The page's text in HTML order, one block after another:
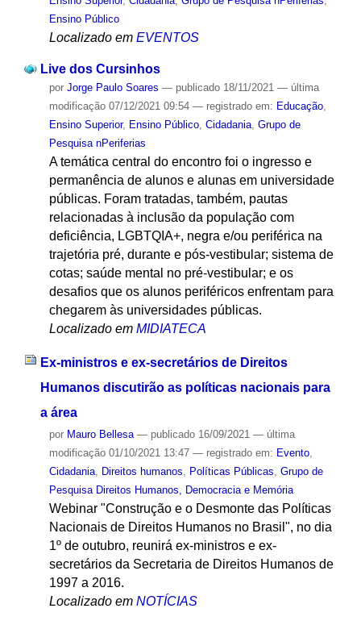
Ensino Público
Localizado em EVENTOS
Live dos Cursinhos
por Jorge Paulo Soares — publicado18/11/2021 — última
modificação07/12/2021 09:54 — registrado em: Educação,
Ensino Superior, Ensino Público, Cidadania, Grupo de
Pesquisa nPeriferias
A temática central do encontro foi o ingresso e
permanência de alunos e alunas em universidade
públicas. Foram tratadas, também, pautas
relacionadas à inclusão da população com
deficiência, LGBTQIA+, negra e/ou periférica na
trajetória pré, durante e pós-vestibular; sistema de
cotas; saúde mental no pré-vestibular; e os
desafios que os alunos periféricos enfrentam para
chegarem às universidades públicas.
Localizado em MIDIATECA
Ex-ministros e ex-secretários de Direitos
Humanos discutirão as políticas nacionais para
a área
por Mauro Bellesa — publicado16/09/2021 — última
modificação01/10/2021 13:47 — registrado em: Evento,
Cidadania, Direitos humanos, Políticas Públicas, Grupo de
Pesquisa Direitos Humanos, Democracia e Memória
Webinar "Construção e o Desmonte das Políticas
Nacionais de Direitos Humanos no Brasil", no dia
1º de outubro, reunirá ex-ministros e ex-
secretários da Secretaria de Direitos Humanos de
1997 a 2016.
Localizado em NOTÍCIAS